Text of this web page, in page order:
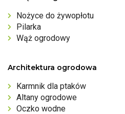
Nożyce do żywopłotu
Pilarka
Wąż ogrodowy
Architektura ogrodowa
Karmnik dla ptaków
Altany ogrodowe
Oczko wodne